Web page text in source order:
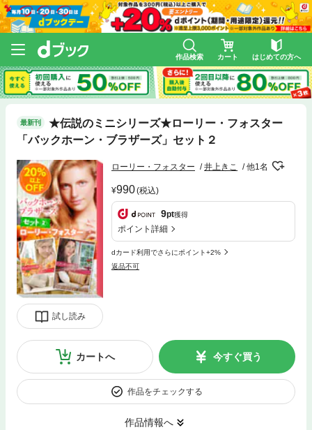
作品検索 カート はじめての方へ
最新刊
★伝説のミニシリーズ★ローリー・フォスター
「バックホーン・ブラザーズ」セット２
試し読み
ローリー・フォスター 井上きこ 他1名
990(税込)
9pt獲得
ポイント詳細
dカード利用でさらにポイント+2%
返品不可
カートへ 今すぐ買う
作品をチェックする
作品情報へ